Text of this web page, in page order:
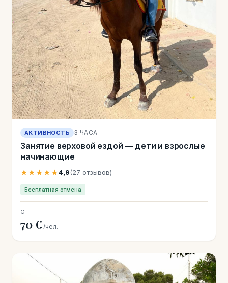
АКТИВНОСТЬ 3 ЧАСА
Занятие верховой ездой — дети и взрослые
начинающие
★★★★★4,9(27 отзывов)
Бесплатная отмена
От
70 € /чел.